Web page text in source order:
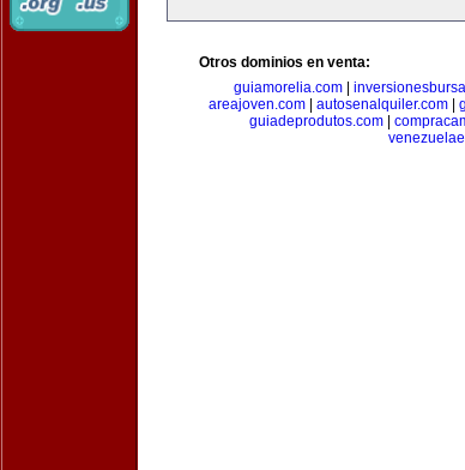
Otros dominios en venta:
guiamorelia.com|
areajoven.com| autosenalquiler.com|
guiadeprodutos.com|